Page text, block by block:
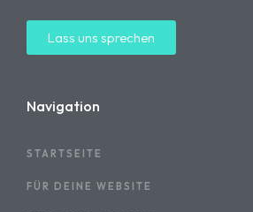
Lass uns sprechen
Navigation
STARTSEITE
FÜR DEINE WEBSITE